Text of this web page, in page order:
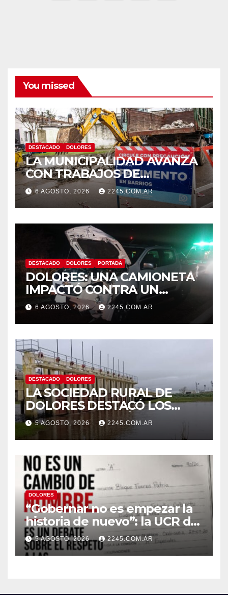
You missed
DESTACADO DOLORES
LA MUNICIPALIDAD AVANZA
CON TRABAJOS DE
REPARACIÓN DE
PAVIMENTO EN DISTINTOS
PUNTOS DE LA CIUDAD
6 AGOSTO, 2026 2245.COM.AR
DESTACADO DOLORES PORTADA
DOLORES: UNA CAMIONETA
IMPACTÓ CONTRA UN
ANIMAL VACUNO EN LA
RUTA 63
6 AGOSTO, 2026 2245.COM.AR
DESTACADO DOLORES
LA SOCIEDAD RURAL DE
DOLORES DESTACÓ LOS
TRABAJOS HIDRÁULICOS
REALIZADOS EN EL CANAL 1
5 AGOSTO, 2026 2245.COM.AR
DOLORES
“Gobernar no es empezar la
historia de nuevo”: la UCR de
Dolores rechazó el cambio de
nombre del Estadio Arturo
Umberto Illia
5 AGOSTO, 2026 2245.COM.AR